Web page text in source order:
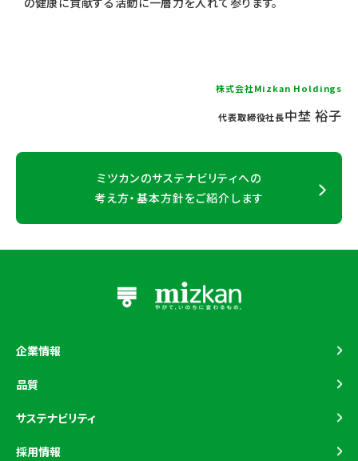
株式会社Mizkan Holdings
代表取締役社長中埜 裕子
ミツカンのサステナビリティへの
考え方・基本方針をご紹介します
企業情報
トップメッセージ
品質
品質マネジメント
サステナビリティ
基本的な考え方と推進体制
採用情報